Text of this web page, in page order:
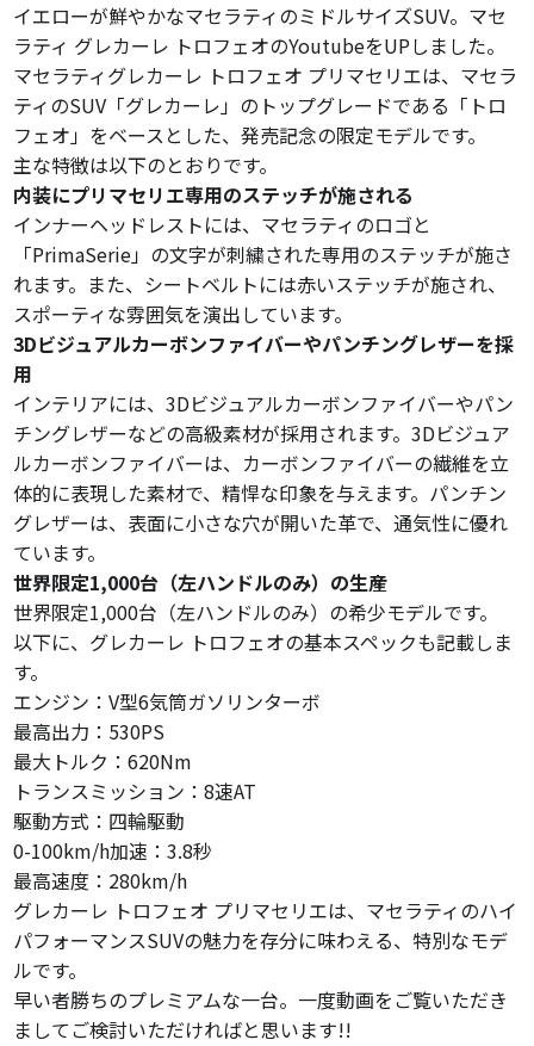
イエローが鮮やかなマセラティのミドルサイズSUV。マセ
ラティ グレカーレ トロフェオのYoutubeをUPしました。
マセラティグレカーレ トロフェオ プリマセリエは、マセラ
ティのSUV「グレカーレ」のトップグレードである「トロ
フェオ」をベースとした、発売記念の限定モデルです。
主な特徴は以下のとおりです。
内装にプリマセリエ専用のステッチが施される
インナーヘッドレストには、マセラティのロゴと
「PrimaSerie」の文字が刺繍された専用のステッチが施さ
れます。また、シートベルトには赤いステッチが施され、
スポーティな雰囲気を演出しています。
3Dビジュアルカーボンファイバーやパンチングレザーを採
用
インテリアには、3Dビジュアルカーボンファイバーやパン
チングレザーなどの高級素材が採用されます。3Dビジュア
ルカーボンファイバーは、カーボンファイバーの繊維を立
体的に表現した素材で、精悍な印象を与えます。パンチン
グレザーは、表面に小さな穴が開いた革で、通気性に優れ
ています。
世界限定1,000台（左ハンドルのみ）の生産
世界限定1,000台（左ハンドルのみ）の希少モデルです。
以下に、グレカーレ トロフェオの基本スペックも記載しま
す。
エンジン：V型6気筒ガソリンターボ
最高出力：530PS
最大トルク：620Nm
トランスミッション：8速AT
駆動方式：四輪駆動
0-100km/h加速：3.8秒
最高速度：280km/h
グレカーレ トロフェオ プリマセリエは、マセラティのハイ
パフォーマンスSUVの魅力を存分に味わえる、特別なモデ
ルです。
早い者勝ちのプレミアムな一台。一度動画をご覧いただき
ましてご検討いただければと思います!!